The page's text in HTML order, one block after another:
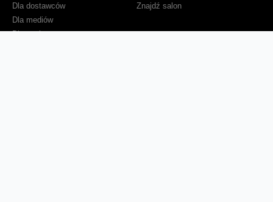
Dla dostawców
Dla mediów
Dla seniora
Znajdź salon